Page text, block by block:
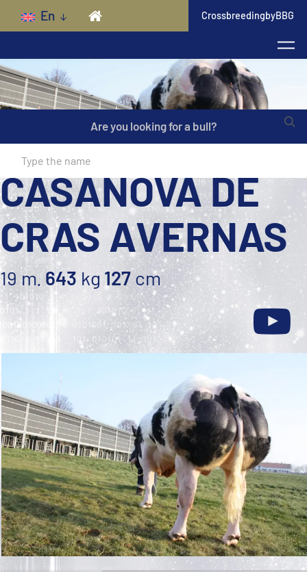
Skip to main content
En CrossbreedingbyBBG
Are you looking for a bull?
CASANOVA DE
CRAS AVERNAS
19 m.643 kg 127cm